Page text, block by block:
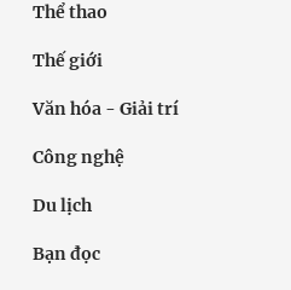
Thể thao
Thế giới
Văn hóa - Giải trí
Công nghệ
Du lịch
Bạn đọc